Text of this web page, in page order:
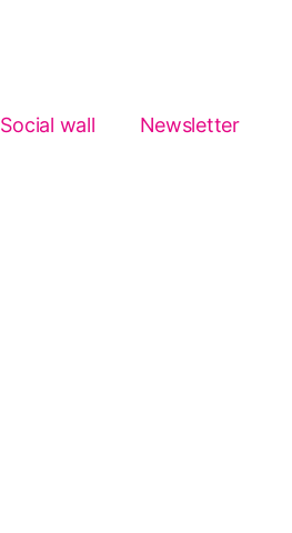
Social wall Newsletter